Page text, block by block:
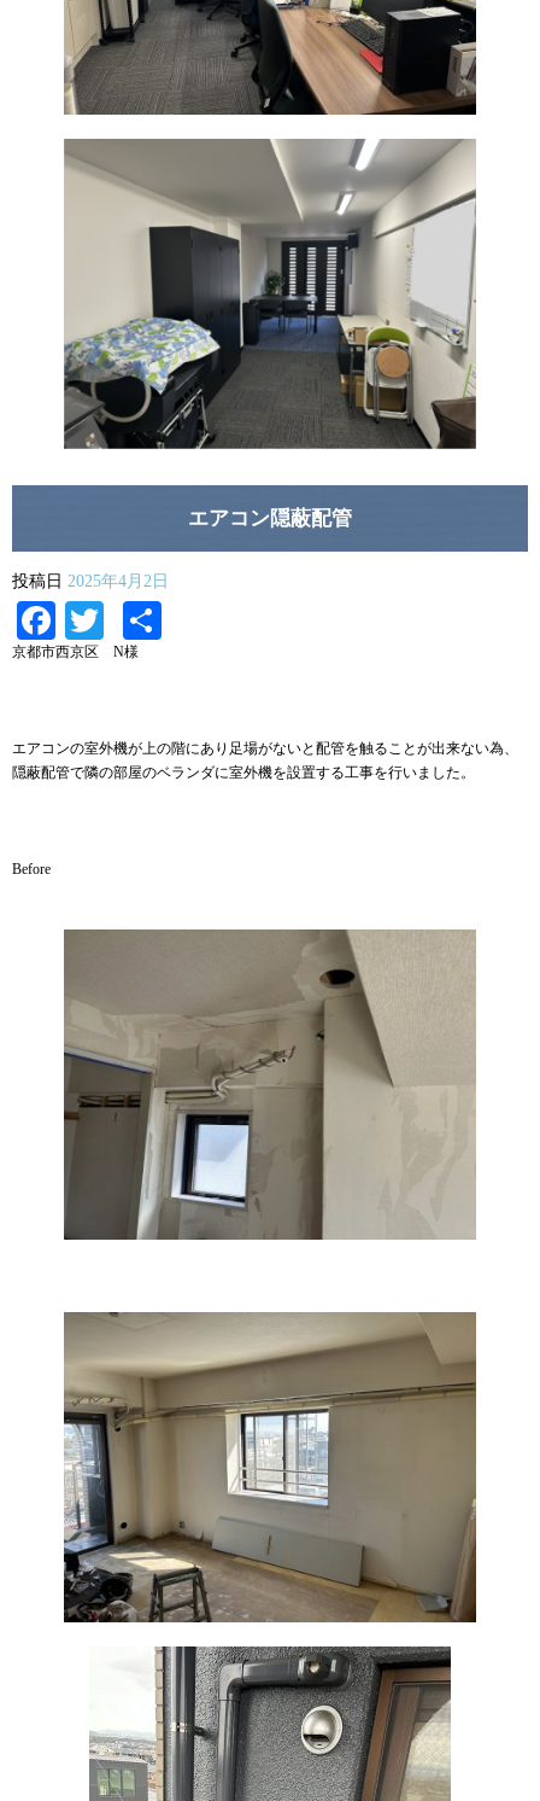
エアコン隠蔽配管
投稿日 2025年4月2日
Facebook
Twitter
京都市西京区 N様
エアコンの室外機が上の階にあり足場がないと配管を触ることが出来ない為、
隠蔽配管で隣の部屋のベランダに室外機を設置する工事を行いました。
Before